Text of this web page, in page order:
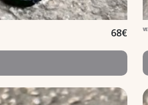
68€